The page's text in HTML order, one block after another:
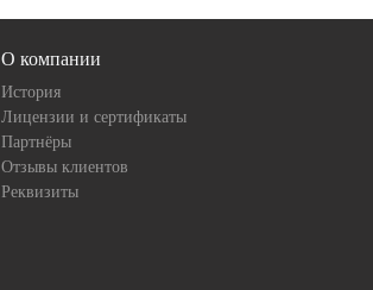
О компании
История
Лицензии и сертификаты
Партнёры
Отзывы клиентов
Реквизиты